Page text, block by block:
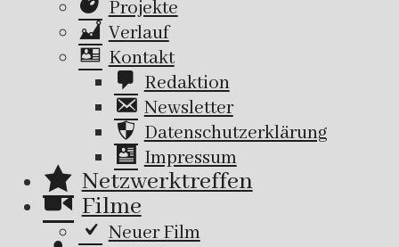
Projekte
Verlauf
Kontakt
Redaktion
Newsletter
Datenschutzerklärung
Impressum
Netzwerktreffen
Filme
Neuer Film